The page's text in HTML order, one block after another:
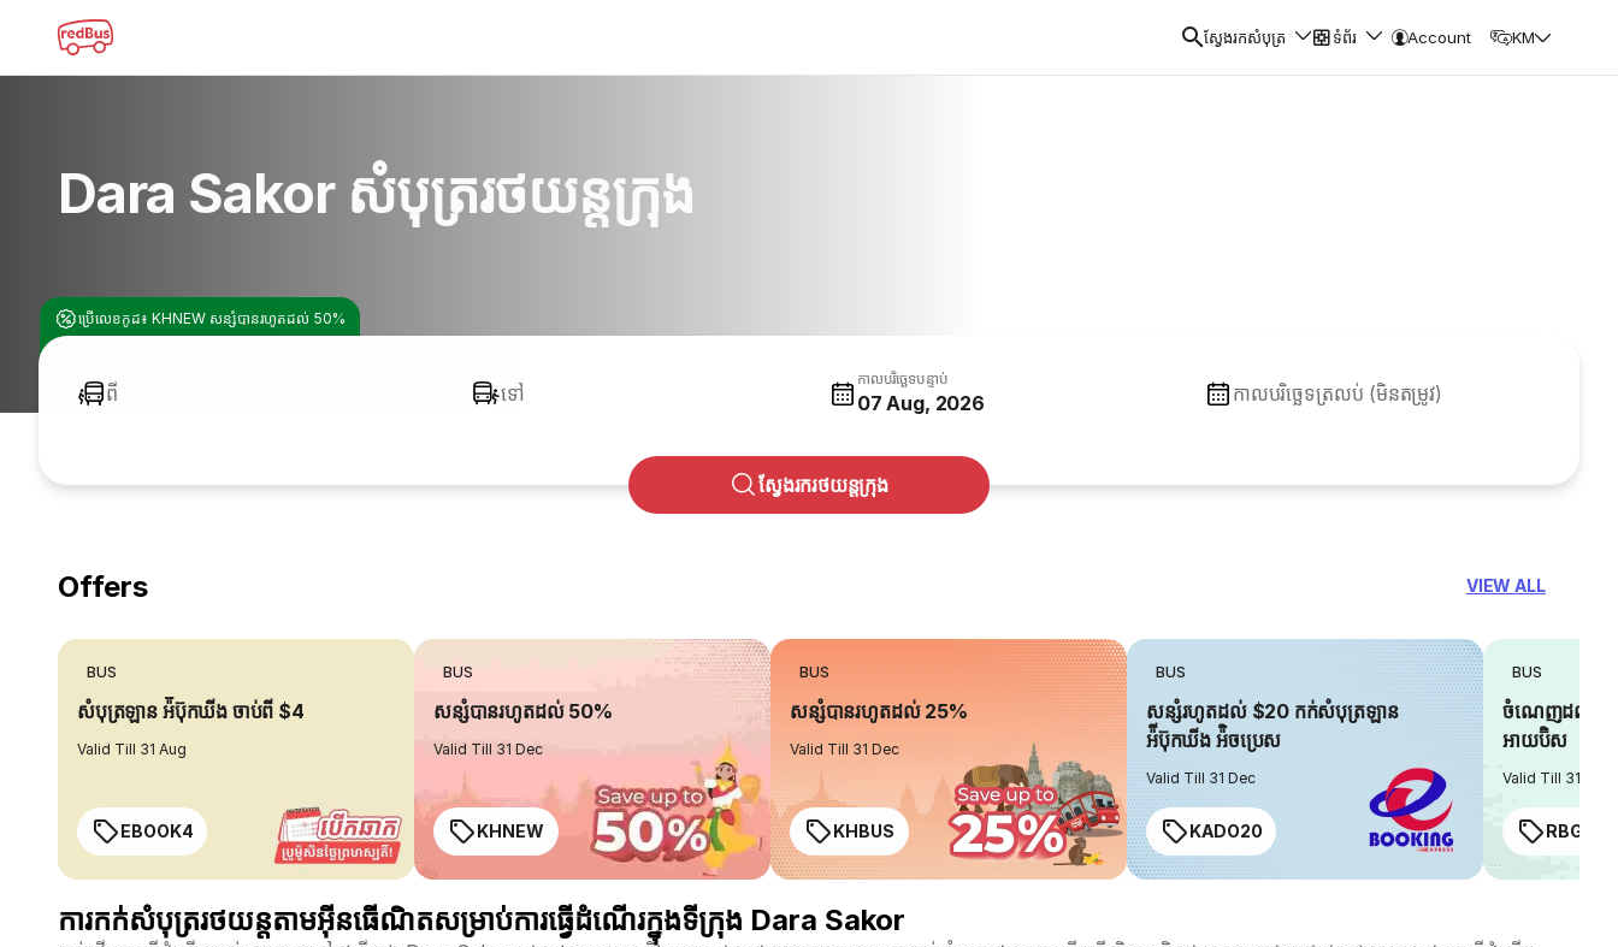
ស្វែងរកសំបុត្រ ទំព័រ Account KM
Dara Sakor សំបុត្ររថយន្តក្រុង
ប្រើលេខកូដ៖ KHNEW សន្សំបានរហូតដល់ 50%
ពី ទៅ
កាលបរិច្ឆេទបន្ទាប់
07 Aug, 2026 កាលបរិច្ឆេទត្រលប់ (មិនតម្រូវ)
ស្វែងរករថយន្តក្រុង
Offers VIEW ALL
BUS
សំបុត្រឡាន អ៉ីប៊ុកឃីង ចាប់ពី $4
Valid Till 31 Aug
EBOOK4
BUS
សន្សំបានរហូតដល់ 50%
Valid Till 31 Dec
KHNEW
BUS
សន្សំបានរហូតដល់ 25%
Valid Till 31 Dec
KHBUS
BUS
សន្សំរហូតដល់ $20 កក់សំបុត្រឡាន
អ៉ីប៊ុកឃីង អ៉ិចប្រេស
Valid Till 31 Dec
KADO20
BUS
ចំណេញដល់ $6
អាយប៊ិស
Valid Till 31 Dec
ការកក់សំបុត្ររថយន្តតាមអ៊ីនធើណិតសម្រាប់ការធ្វើដំណើរក្នុងទីក្រុង Dara Sakor